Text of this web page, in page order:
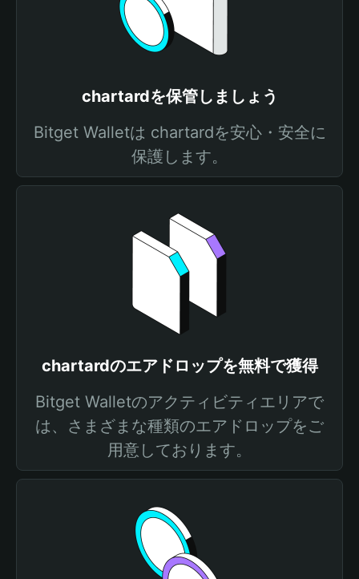
chartardを保管しましょう
Bitget Walletは chartardを安心・安全に
保護します。
chartardのエアドロップを無料で獲得
Bitget Walletのアクティビティエリアで
は、さまざまな種類のエアドロップをご
用意しております。